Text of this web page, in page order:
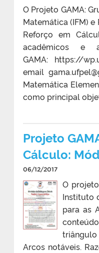
O Projeto GAMA:
Matemática (IFM)
Reforço em
acadêmicos e
GAMA: https://
email
Matemática
como principal
Projeto
Cálculo:
06/12/2017
O
Instituto
para as
Arcos notáveis.